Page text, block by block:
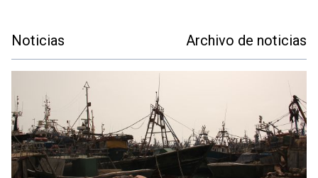
Noticias Archivo de noticias